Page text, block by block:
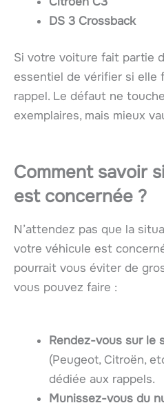
DS 3 Crossback
Si votre voiture fait partie
essentiel de vérifier si elle
rappel. Le défaut ne
exemplaires, mais mieux
Comment savoir
est concernée ?
N’attendez pas que la
votre véhicule est
pourrait vous éviter de
vous pouvez faire :
Rendez-vous sur le
(Peugeot, Citroën,
dédiée aux rappels.
Munissez-vous du